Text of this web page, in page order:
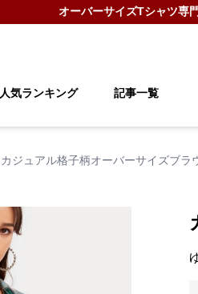
オーバーサイズTシャツ専
人気ランキング 記事一覧
カジュアル格子柄オーバーサイズブラ